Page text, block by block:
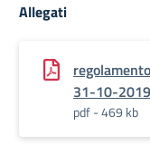
Allegati
31-10-2019
pdf - 469 kb